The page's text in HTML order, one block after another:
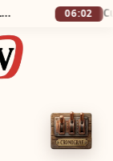
06:02